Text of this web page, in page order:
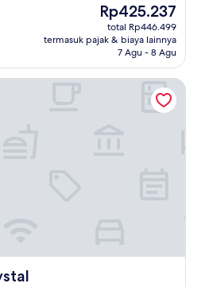
Harga
sekarang
Rp425.237
Rp425.237
total Rp446.499
termasuk pajak & biaya lainnya
7 Agu - 8 Agu